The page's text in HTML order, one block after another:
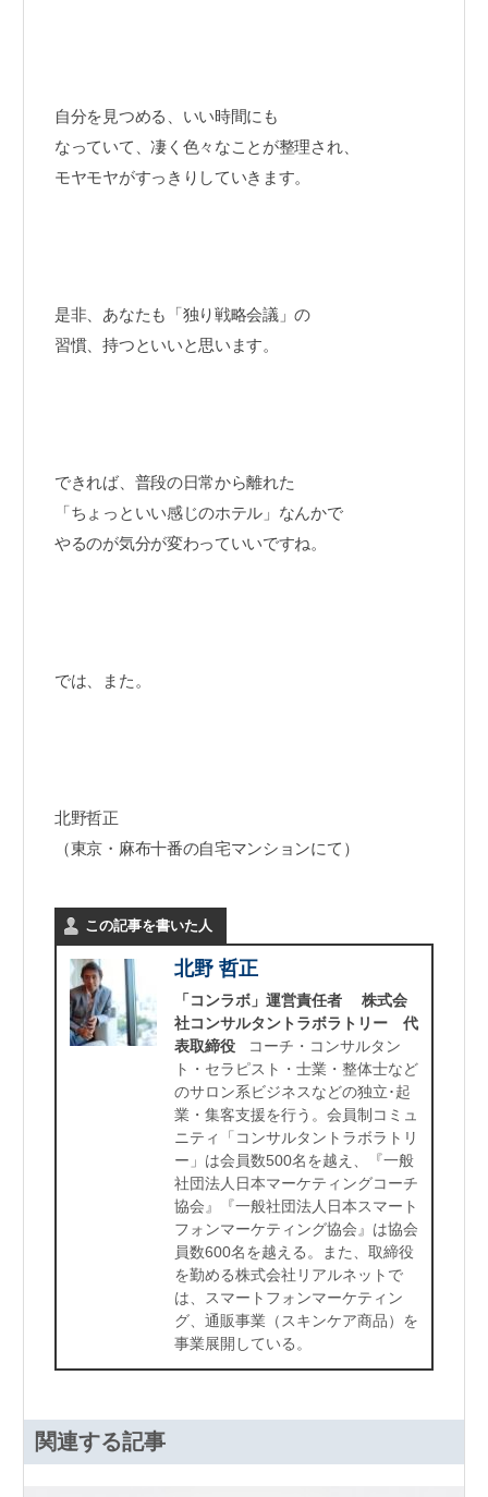
自分を見つめる、いい時間にも
なっていて、凄く色々なことが整理され、
モヤモヤがすっきりしていきます。
是非、あなたも「独り戦略会議」の
習慣、持つといいと思います。
できれば、普段の日常から離れた
「ちょっといい感じのホテル」なんかで
やるのが気分が変わっていいですね。
では、また。
北野哲正
（東京・麻布十番の自宅マンションにて）
この記事を書いた人
北野 哲正
「コンラボ」運営責任者 株式会
社コンサルタントラボラトリー 代
表取締役 コーチ・コンサルタン
ト・セラピスト・士業・整体士など
のサロン系ビジネスなどの独立･起
業・集客支援を行う。会員制コミュ
ニティ「コンサルタントラボラトリ
ー」は会員数500名を越え、『一般
社団法人日本マーケティングコーチ
協会』『一般社団法人日本スマート
フォンマーケティング協会』は協会
員数600名を越える。また、取締役
を勤める株式会社リアルネットで
は、スマートフォンマーケティン
グ、通販事業（スキンケア商品）を
事業展開している。
関連する記事